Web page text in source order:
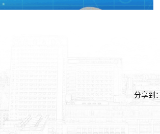
分享到：